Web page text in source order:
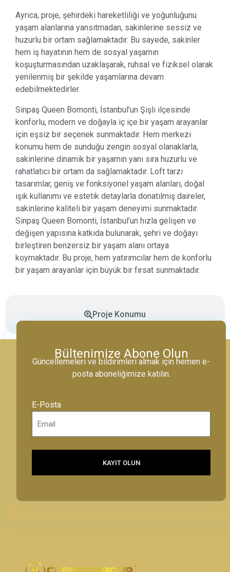
Proje Konumu
Ayrıca, proje, şehirdeki hareketliliği ve yoğunluğunu
yaşam alanlarına yansıtmadan, sakinlerine sessiz ve
huzurlu bir ortam sağlamaktadır. Bu sayede, sakinler
hem iş hayatının hem de sosyal yaşamın
koşuşturmasından uzaklaşarak, ruhsal ve fiziksel olarak
yenilenmiş bir şekilde yaşamlarına devam
edebilmektedirler.
Sinpaş Queen Bomonti, İstanbul’un Şişli ilçesinde
konforlu, modern ve doğayla iç içe bir yaşam arayanlar
için eşsiz bir seçenek sunmaktadır. Hem merkezi
konumu hem de sunduğu zengin sosyal olanaklarla,
sakinlerine dinamik bir yaşamın yanı sıra huzurlu ve
rahatlatıcı bir ortam da sağlamaktadır. Loft tarzı
tasarımlar, geniş ve fonksiyonel yaşam alanları, doğal
ışık kullanımı ve estetik detaylarla donatılmış daireler,
sakinlerine kaliteli bir yaşam deneyimi sunmaktadır.
Sinpaş Queen Bomonti, İstanbul’un hızla gelişen ve
değişen yapısına katkıda bulunarak, şehri ve doğayı
birleştiren benzersiz bir yaşam alanı ortaya
koymaktadır. Bu proje, hem yatırımcılar hem de konforlu
bir yaşam arayanlar için büyük bir fırsat sunmaktadır.
Bültenimize Abone Olun
Güncellemeleri ve bildirimleri almak için hemen e-
posta aboneliğimize katılın.
E-Posta
KAYIT OLUN